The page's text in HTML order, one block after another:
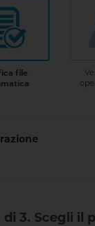
file
di 3. Scegli il